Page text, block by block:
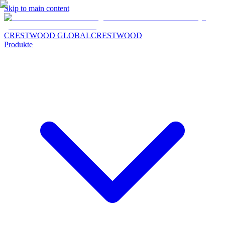
Skip to main content
CRESTWOOD GLOBALCRESTWOOD
Produkte